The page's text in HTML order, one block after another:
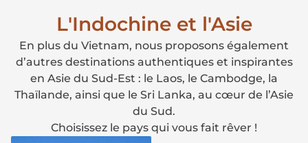
L'Indochine et l'Asie
En plus du Vietnam, nous proposons également
d’autres destinations authentiques et inspirantes
en Asie du Sud-Est : le Laos, le Cambodge, la
Thaïlande, ainsi que le Sri Lanka, au cœur de l’Asie
du Sud.
Choisissez le pays qui vous fait rêver !